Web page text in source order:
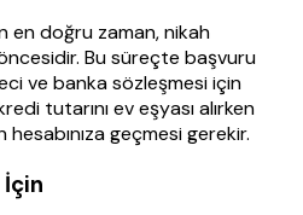
en doğru zaman, nikah
Bu süreçte başvuru
ve banka sözleşmesi için
tutarını ev eşyası alırken
hesabınıza geçmesi gerekir.
İçin